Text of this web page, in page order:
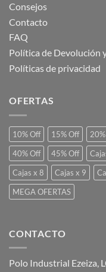
Consejos
Contacto
FAQ
Política de Devolución
Políticas de privacidad
OFERTAS
10% Off 15% Off
40% Off
45% Off
Cajas x 8
Cajas x 9
MEGA OFERTAS
CONTACTO
Polo Industrial Ezeiza,